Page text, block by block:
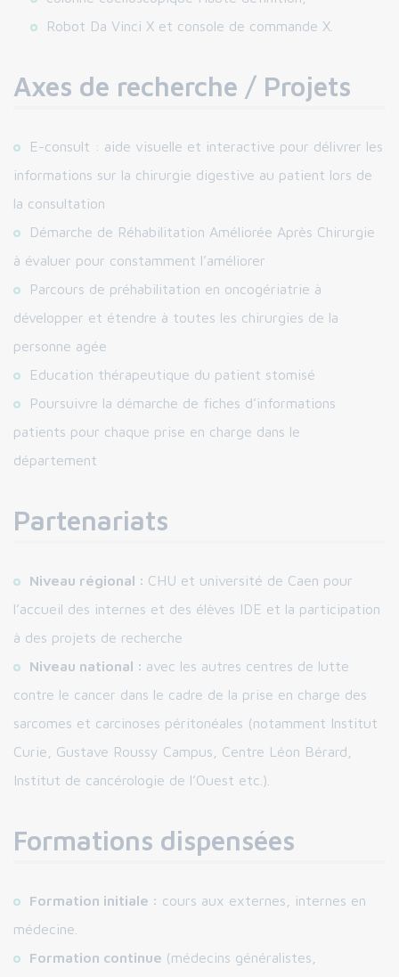
Robot Da Vinci X et console de commande X.
Axes de recherche / Projets
E-consult : aide visuelle et interactive pour délivrer les
informations sur la chirurgie digestive au patient lors de
la consultation
Démarche de Réhabilitation Améliorée Après Chirurgie
à évaluer pour constamment l’améliorer
Parcours de préhabilitation en oncogériatrie à
développer et étendre à toutes les chirurgies de la
personne agée
Education thérapeutique du patient stomisé
Poursuivre la démarche de fiches d’informations
patients pour chaque prise en charge dans le
département
Partenariats
Niveau régional : CHU et université de Caen pour
l’accueil des internes et des élèves IDE et la participation
à des projets de recherche
Niveau national : avec les autres centres de lutte
contre le cancer dans le cadre de la prise en charge des
sarcomes et carcinoses péritonéales (notamment Institut
Curie, Gustave Roussy Campus, Centre Léon Bérard,
Institut de cancérologie de l’Ouest etc.).
Formations dispensées
Formation initiale : cours aux externes, internes en
médecine.
Formation continue (médecins généralistes,